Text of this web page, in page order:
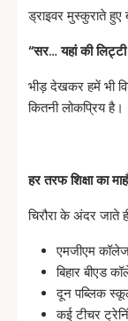
ड्राइवर मुस्कुराते
“सर…यहांकीलिट्टी
भीड़ देखकर हमें भी
कितनी लोकप्रिय है।
हरतरफशिक्षाका
चिरौरा के अंदर जाते
एमजीएम
बिहार बीएड
दून पब्लिक
कई टीचर